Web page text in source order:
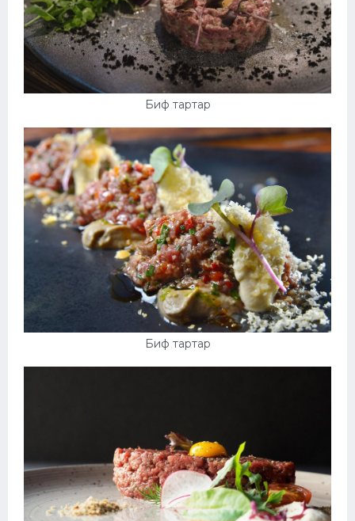
Биф тартар
Биф тартар